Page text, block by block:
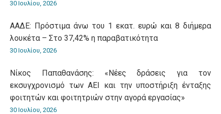
30 Ιουλίου, 2026
ΑΑΔΕ: Πρόστιμα άνω του 1 εκατ. ευρώ και 8 διήμερα
λουκέτα – Στο 37,42% η παραβατικότητα
30 Ιουλίου, 2026
Νίκος Παπαθανάσης: «Νέες δράσεις για τον
εκσυγχρονισμό των ΑΕΙ και την υποστήριξη ένταξης
φοιτητών και φοιτητριών στην αγορά εργασίας»
30 Ιουλίου, 2026